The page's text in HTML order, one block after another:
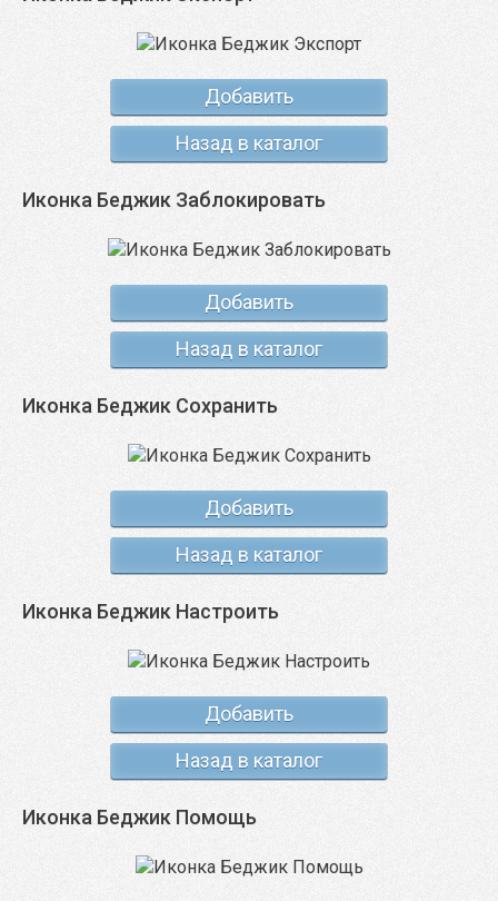
Добавить
Назад в каталог
Иконка Беджик Заблокировать
Добавить
Назад в каталог
Иконка Беджик Сохранить
Добавить
Назад в каталог
Иконка Беджик Настроить
Добавить
Назад в каталог
Иконка Беджик Помощь